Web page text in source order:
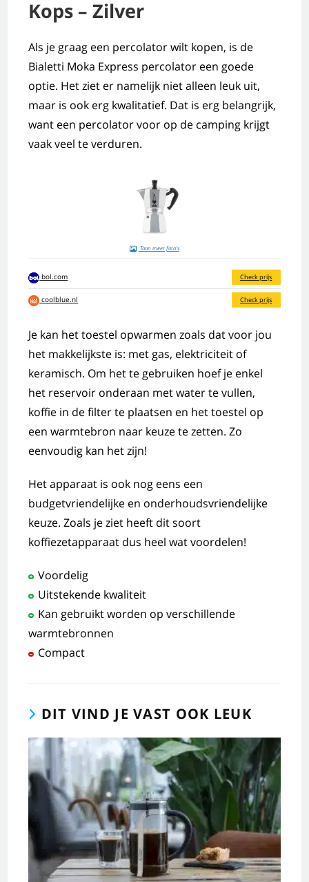
Kops – Zilver
Als je graag een percolator wilt kopen, is de
Bialetti Moka Express percolator een goede
optie. Het ziet er namelijk niet alleen leuk uit,
maar is ook erg kwalitatief. Dat is erg belangrijk,
want een percolator voor op de camping krijgt
vaak veel te verduren.
Toon meer foto's
bol.com Check prijs
coolblue.nl Check prijs
Je kan het toestel opwarmen zoals dat voor jou
het makkelijkste is: met gas, elektriciteit of
keramisch. Om het te gebruiken hoef je enkel
het reservoir onderaan met water te vullen,
koffie in de filter te plaatsen en het toestel op
een warmtebron naar keuze te zetten. Zo
eenvoudig kan het zijn!
Het apparaat is ook nog eens een
budgetvriendelijke en onderhoudsvriendelijke
keuze. Zoals je ziet heeft dit soort
koffiezetapparaat dus heel wat voordelen!
Voordelig
Uitstekende kwaliteit
Kan gebruikt worden op verschillende
warmtebronnen
Compact
DIT VIND JE VAST OOK LEUK